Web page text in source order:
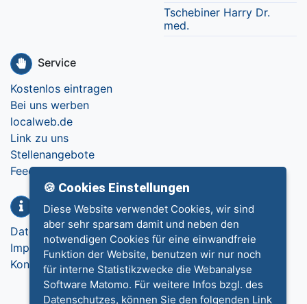
Tschebiner Harry Dr.
med.
Service
Kostenlos eintragen
Bei uns werben
localweb.de
Link zu uns
Stellenangebote
Feedback
Info
Datenschutz
Impressum
Kontakt
🍪 Cookies Einstellungen
Diese Website verwendet Cookies, wir sind
aber sehr sparsam damit und neben den
notwendigen Cookies für eine einwandfreie
Funktion der Website, benutzen wir nur noch
für interne Statistikzwecke die Webanalyse
Software Matomo. Für weitere Infos bzgl. des
Datenschutzes, können Sie den folgenden Link